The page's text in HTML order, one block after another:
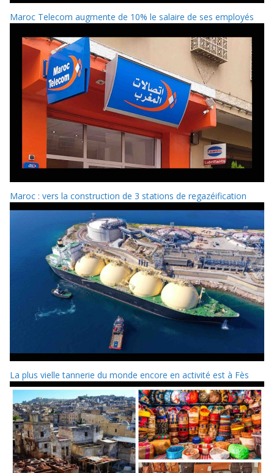
Maroc Telecom augmente de 10% le salaire de ses employés
Maroc : vers la construction de 3 stations de regazéification
La plus vielle tannerie du monde encore en activité est à Fès